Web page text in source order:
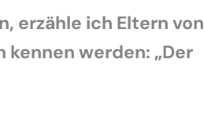
erzähle ich Eltern von
werden: „Der